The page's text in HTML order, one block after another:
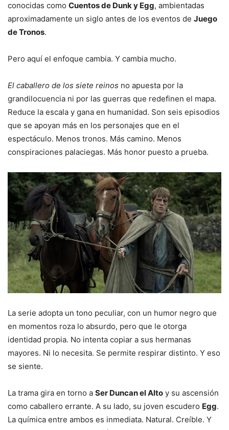
conocidas como Cuentos de Dunk y Egg, ambientadas
aproximadamente un siglo antes de los eventos de Juego
de Tronos.
Pero aquí el enfoque cambia. Y cambia mucho.
El caballero de los siete reinos no apuesta por la
grandilocuencia ni por las guerras que redefinen el mapa.
Reduce la escala y gana en humanidad. Son seis episodios
que se apoyan más en los personajes que en el
espectáculo. Menos tronos. Más camino. Menos
conspiraciones palaciegas. Más honor puesto a prueba.
La serie adopta un tono peculiar, con un humor negro que
en momentos roza lo absurdo, pero que le otorga
identidad propia. No intenta copiar a sus hermanas
mayores. Ni lo necesita. Se permite respirar distinto. Y eso
se siente.
La trama gira en torno a Ser Duncan el Alto y su ascensión
como caballero errante. A su lado, su joven escudero Egg.
La química entre ambos es inmediata. Natural. Creíble. Y